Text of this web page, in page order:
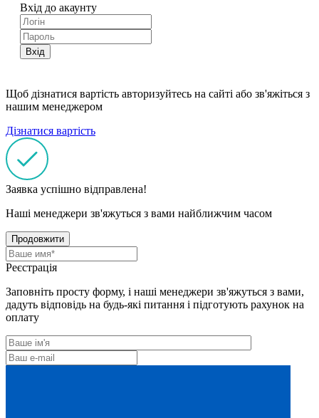
Вхід до акаунту
Вхід
Щоб дізнатися вартість авторизуйтесь на сайті або зв'яжіться з
нашим менеджером
Дізнатися вартість
Заявка успішно відправлена!
Наші менеджери зв'яжуться з вами найближчим часом
Продовжити
Реєстрація
Заповніть просту форму, і наші менеджери зв'яжуться з вами,
дадуть відповідь на будь-які питання і підготують рахунок на
оплату